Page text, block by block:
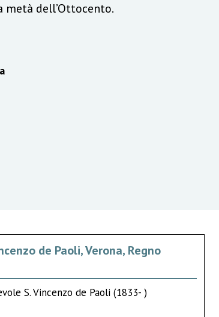
dell’Ottocento.
de Paoli, Verona, Regno
S. Vincenzo de Paoli (1833- )